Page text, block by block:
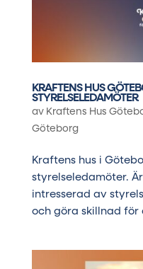
KRAFTENS HUS
STYRELSELEDAMÖTER
av Kraftens Hus
Göteborg
Kraftens hus i
styrelseledamöter.
intresserad av
och göra skillnad för